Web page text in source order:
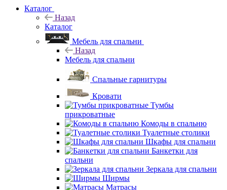
Каталог
Назад
Каталог
Мебель для спальни
Назад
Мебель для спальни
Спальные гарнитуры
Кровати
Тумбы
прикроватные
Комоды в спальню
Туалетные столики
Шкафы для спальни
Банкетки для
спальни
Зеркала для спальни
Ширмы
Матрасы